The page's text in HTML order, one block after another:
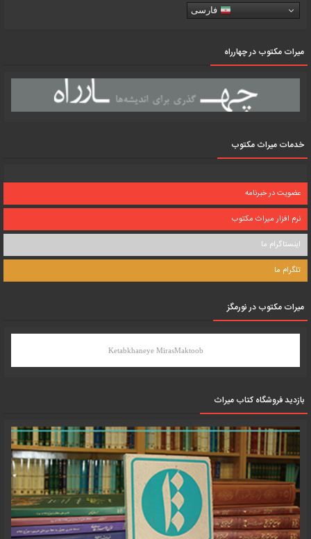
فارسی
میرات مکتوب در چهارراه
خدمات میراث مکتوب
عضویت در خبرنامه
نرم افزار میراث مکتوب
اینستاگرام ما
تلگرام ما
میرات مکتوب در نورمگز
Ketabkhaneye MirasMaktoob
بازدید فروشگاه کتاب میراث